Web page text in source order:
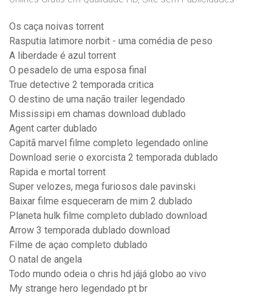
Os caça noivas torrent
Rasputia latimore norbit - uma comédia de peso
A liberdade é azul torrent
O pesadelo de uma esposa final
True detective 2 temporada critica
O destino de uma nação trailer legendado
Mississipi em chamas download dublado
Agent carter dublado
Capitã marvel filme completo legendado online
Download serie o exorcista 2 temporada dublado
Rapida e mortal torrent
Super velozes, mega furiosos dale pavinski
Baixar filme esqueceram de mim 2 dublado
Planeta hulk filme completo dublado download
Arrow 3 temporada dublado download
Filme de açao completo dublado
O natal de angela
Todo mundo odeia o chris hd jájá globo ao vivo
My strange hero legendado pt br